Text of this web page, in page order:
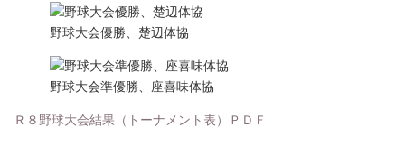
野球大会優勝、楚辺体協
野球大会準優勝、座喜味体協
Ｒ８野球大会結果（トーナメント表）ＰＤＦ